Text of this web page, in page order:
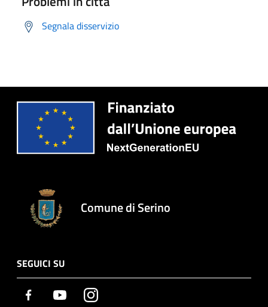
Segnala disservizio
Comune di Serino
SEGUICI SU
Facebook YoutubeInstagram